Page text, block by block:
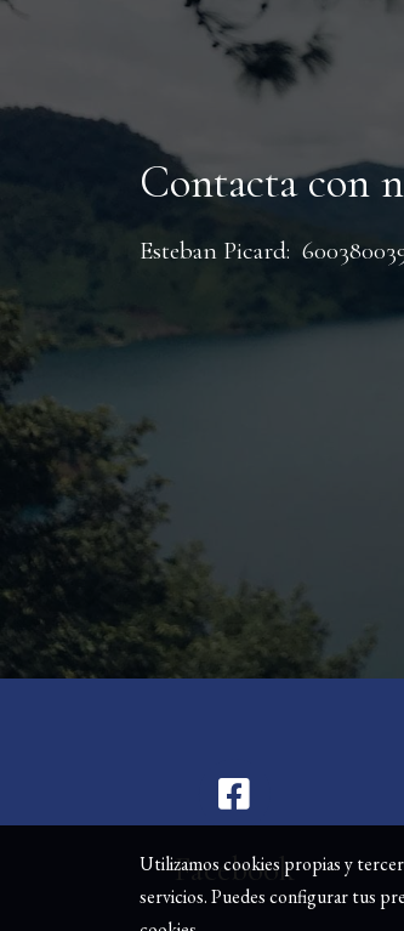
Contacta con
Esteban Picard:
Facebook
Utilizamos cookies propias y
servicios. Puedes configurar tus